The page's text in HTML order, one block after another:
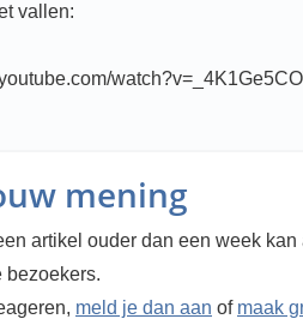
vallen:
mening
artikel ouder dan een week
bezoekers.
meld je dan aan of maak